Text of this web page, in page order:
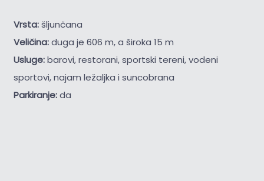
Vrsta:šljunčana
Veličina:duga je 606 m, a široka 15 m
Usluge:barovi, restorani, sportski tereni, vodeni
sportovi, najam ležaljka i suncobrana
Parkiranje:da